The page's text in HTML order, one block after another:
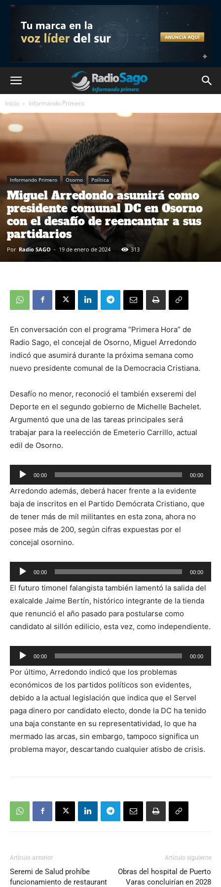
Inicio Informando Primero
Informando Primero Osorno Política
Miguel Arredondo asumirá como
presidente comunal DC en Osorno
con el desafío de reencantar a sus
partidarios
Por Radio SAGO - 19 de enero de 2024 313
En conversación con el programa “Primera Hora” de
Radio Sago, el concejal de Osorno, Miguel Arredondo
indicó que asumirá durante la próxima semana como
nuevo presidente comunal de la Democracia Cristiana.
Desafío no menor, reconoció el también exseremi del
Deporte en el segundo gobierno de Michelle Bachelet.
Argumentó que una de las tareas principales será
trabajar para la reelección de Emeterio Carrillo, actual
edil de Osorno.
Reproductor
de
audio
00:00 00:00
Arredondo además, deberá hacer frente a la evidente
baja de inscritos en el Partido Demócrata Cristiano, que
de tener más de mil militantes en esta zona, ahora no
posee más de 200, según cifras expuestas por el
concejal osornino.
Reproductor
de
audio
00:00 00:00
El futuro timonel falangista también lamentó la salida del
exalcalde Jaime Bertín, histórico integrante de la tienda
que renunció el año pasado para postularse como
candidato al sillón edilicio, esta vez, como independiente.
Reproductor
de
audio
00:00 00:00
Por último, Arredondo indicó que los problemas
económicos de los partidos políticos son evidentes,
debido a la actual legislación que indica que el Servel
paga dinero por candidato electo, donde la DC ha tenido
una baja constante en su representatividad, lo que ha
mermado las arcas, sin embargo, tampoco significa un
problema mayor, descartando cualquier atisbo de crisis.
Artículo anterior
Seremi de Salud prohíbe
funcionamiento de restaurant
Artículo siguiente
Obras del hospital de Puerto
Varas concluirían en 2028